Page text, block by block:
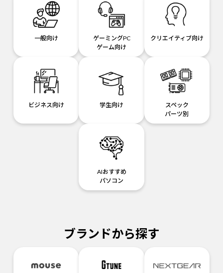
一般向け
ゲーミングPC
ゲーム向け
クリエイティブ向け
ビジネス向け 学生向け
スペック
パーツ別
AIおすすめ
パソコン
ブランドから探す